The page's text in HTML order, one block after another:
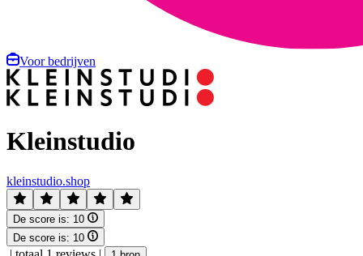
Voor bedrijven
Kleinstudio
kleinstudio.shop
De score is: 10
De score is: 10